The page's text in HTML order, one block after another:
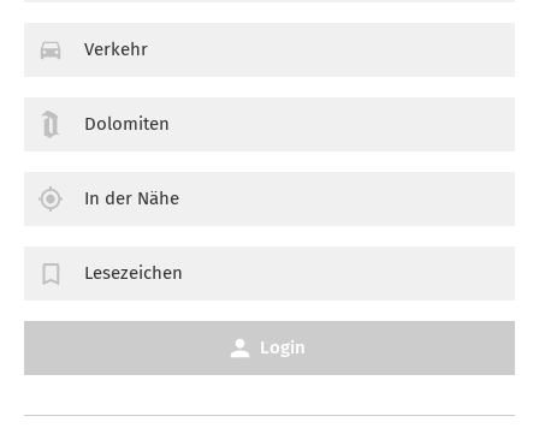
Verkehr
Dolomiten
In der Nähe
Lesezeichen
Login